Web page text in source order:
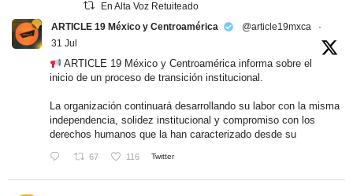
En Alta Voz Retuiteado
ARTICLE 19 México y Centroamérica
@article19mxca
·
31 Jul
ARTICLE 19 México y Centroamérica informa sobre el
inicio de un proceso de transición institucional.
La organización continuará desarrollando su labor con la misma
independencia, solidez institucional y compromiso con los
derechos humanos que la han caracterizado desde su
67 116 Twitter